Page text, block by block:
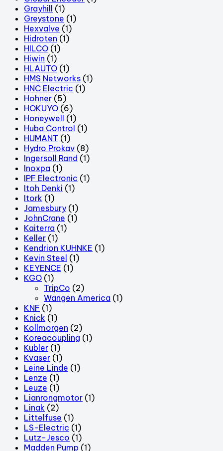
Grayhill (1)
Greystone (1)
Hexvalve (1)
Hidroten (1)
HILCO (1)
Hiwin (1)
HLAUTO (1)
HMS Networks (1)
HNC Electric (1)
Hohner (5)
HOKUYO (6)
Honeywell (1)
Huba Control (1)
HUMANT (1)
Hydro Prokav (8)
Ingersoll Rand (1)
Inoxpa (1)
IPF Electronic (1)
Itoh Denki (1)
Itork (1)
Jamesbury (1)
JohnCrane (1)
Kaiterra (1)
Keller (1)
Kendrion KUHNKE (1)
Kevin Steel (1)
KEYENCE (1)
KGO (1)
TripCo (2)
Wangen America (1)
KNF (1)
Knick (1)
Kollmorgen (2)
Koreacoupling (1)
Kubler (1)
Kvaser (1)
Leine Linde (1)
Lenze (1)
Leuze (1)
Lianrongmotor (1)
Linak (2)
Littelfuse (1)
LS-Electric (1)
Lutz-Jesco (1)
Madden Pump (1)